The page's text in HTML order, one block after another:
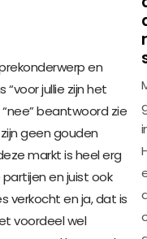
en
jullie zijn het
beantwoord zie
geen gouden
markt is heel erg
en juist ook
verkocht en ja, dat is
voordeel wel
r